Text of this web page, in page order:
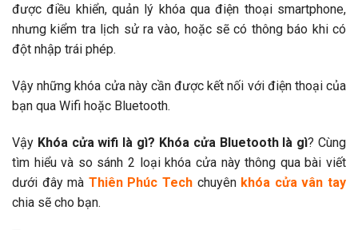
được điều khiển, quản lý khóa qua điện thoại smartphone,
nhưng kiểm tra lịch sử ra vào, hoặc sẽ có thông báo khi có
đột nhập trái phép.
Vậy những khóa cửa này cần được kết nối với điện thoại của
bạn qua Wifi hoặc Bluetooth.
Vậy Khóa cửa wifi là gì? Khóa cửa Bluetooth là gì? Cùng
tìm hiểu và so sánh 2 loại khóa cửa này thông qua bài viết
dưới đây mà Thiên Phúc Tech chuyên khóa cửa vân tay
chia sẽ cho bạn.